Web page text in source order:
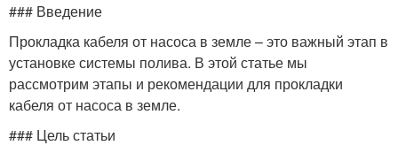
### Введение
Прокладка кабеля от насоса в земле – это важный этап в
установке системы полива. В этой статье мы
рассмотрим этапы и рекомендации для прокладки
кабеля от насоса в земле.
### Цель статьи